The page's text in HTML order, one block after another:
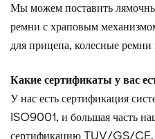
Мы можем поставить
ремни с храповым
для прицепа, колесные ремни
Какие сертификаты у вас
У нас есть сертификация
ISO9001, и большая часть
сертификацию TUV/GS/CE.